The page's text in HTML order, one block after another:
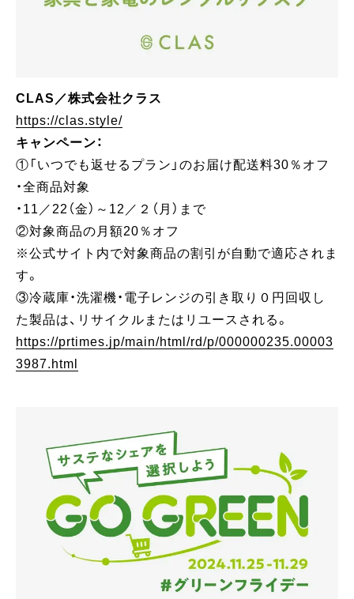
CLAS／株式会社クラス
https://clas.style/
キャンペーン：
①「いつでも返せるプラン」のお届け配送料30％オフ
・全商品対象
・11／22（金）～12／２（月）まで
②対象商品の月額20％オフ
※公式サイト内で対象商品の割引が自動で適応されま
す。
③冷蔵庫・洗濯機・電子レンジの引き取り０円回収し
た製品は、リサイクルまたはリユースされる。
https://prtimes.jp/main/html/rd/p/000000235.00003
3987.html